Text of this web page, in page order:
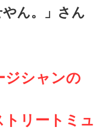
やん。」さん
ジシャンの
リートミュ